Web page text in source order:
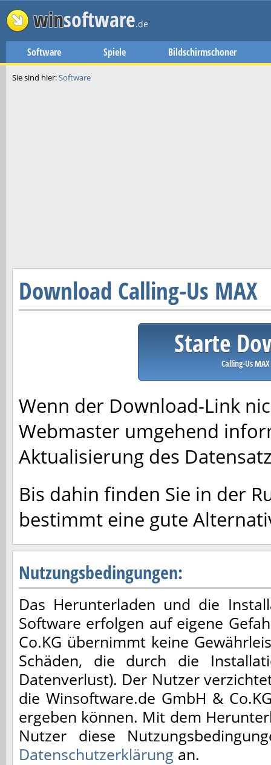
winsoftware.de
Software Spiele Bildschirmschoner
Sie sind hier:Software
Download Calling-Us MAX
Starte
Calling-Us
Wenn der Download-Link
Webmaster umgehend
Aktualisierung des
Bis dahin finden Sie in der
bestimmt eine gute
Nutzungsbedingungen:
Das Herunterladen und die
Software erfolgen auf eigene
Co.KG übernimmt keine
Schäden, die durch die
Datenverlust). Der Nutzer
die Winsoftware.de GmbH &
ergeben können. Mit dem
Nutzer diese
Datenschutzerklärung an.